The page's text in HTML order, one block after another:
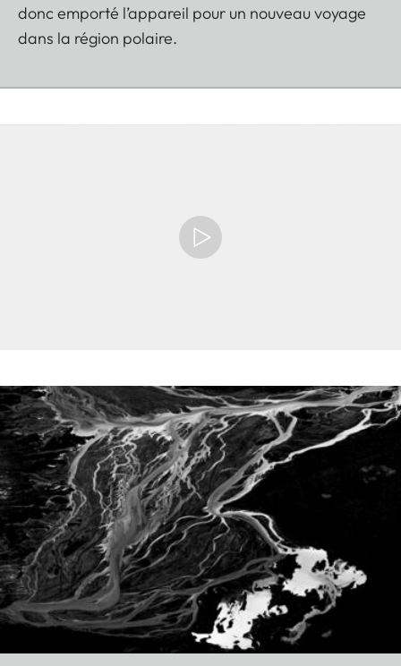
donc emporté l’appareil pour un nouveau voyage
dans la région polaire.